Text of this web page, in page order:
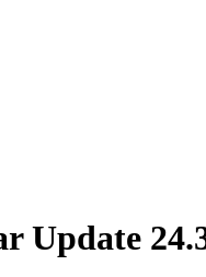
Update